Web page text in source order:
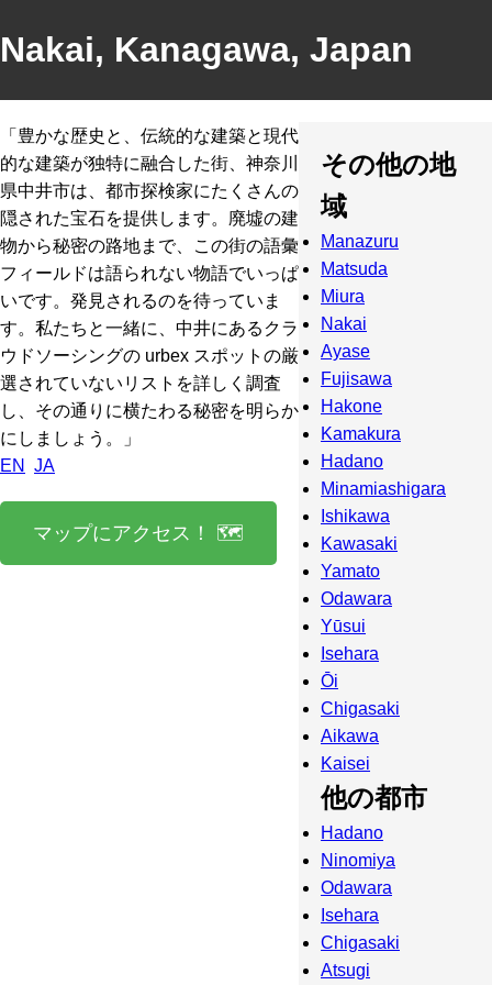
Nakai, Kanagawa, Japan
「豊かな歴史と、伝統的な建築と現代
的な建築が独特に融合した街、神奈川
県中井市は、都市探検家にたくさんの
隠された宝石を提供します。廃墟の建
物から秘密の路地まで、この街の語彙
フィールドは語られない物語でいっぱ
いです。発見されるのを待っていま
す。私たちと一緒に、中井にあるクラ
ウドソーシングの urbex スポットの厳
選されていないリストを詳しく調査
し、その通りに横たわる秘密を明らか
にしましょう。」
EN
JA
マップにアクセス！ 🗺️
その他の地
域
Manazuru
Matsuda
Miura
Nakai
Ayase
Fujisawa
Hakone
Kamakura
Hadano
Minamiashigara
Ishikawa
Kawasaki
Yamato
Odawara
Yūsui
Isehara
Ōi
Chigasaki
Aikawa
Kaisei
他の都市
Hadano
Ninomiya
Odawara
Isehara
Chigasaki
Atsugi